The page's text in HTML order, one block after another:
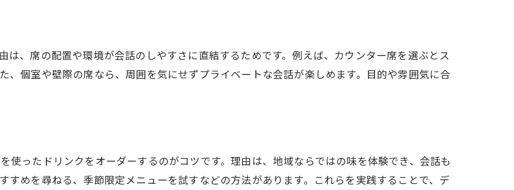
地元食材とバーのペアリング体験方法
バーで味わう佐賀ならではの一品紹介
ラックスできるバーで距離が縮まる理由
落ち着いたバーが会話を弾ませる理由
は、席の配置や環境が会話のしやすさに直結するためです。例えば、カウンター席を選ぶとス
、個室や壁際の席なら、周囲を気にせずプライベートな会話が楽しめます。目的や雰囲気に合
使ったドリンクをオーダーするのがコツです。理由は、地域ならではの味を体験でき、会話も
すめを尋ねる、季節限定メニューを試すなどの方法があります。これらを実践することで、デ
お問い合わせはこちら
お問い合わせはこちら